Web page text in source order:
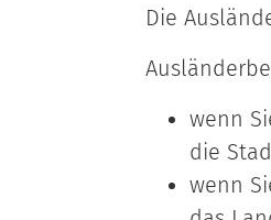
Die
wenn
die
wenn